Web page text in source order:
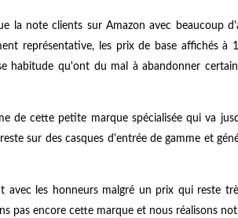
la note clients sur Amazon avec beaucoup
représentative, les prix de base affichés
habitude qu'ont du mal à abandonner
de cette petite marque spécialisée qui va
sur des casques d'entrée de gamme et
avec les honneurs malgré un prix qui reste
pas encore cette marque et nous réalisons